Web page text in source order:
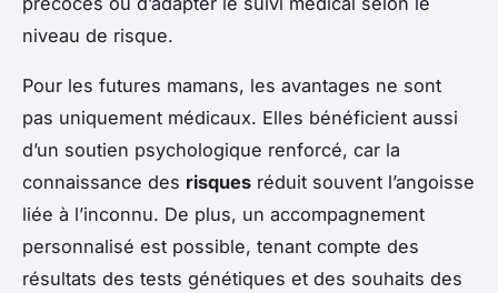
niveau de risque.
Pour les futures mamans, les avantages ne sont
pas uniquement médicaux. Elles bénéficient aussi
d’un soutien psychologique renforcé, car la
connaissance des risques réduit souvent l’angoisse
liée à l’inconnu. De plus, un accompagnement
personnalisé est possible, tenant compte des
résultats des tests génétiques et des souhaits des